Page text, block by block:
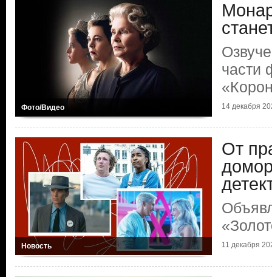
Фото/Видео
части
14 декабря
Новость
От
11 декабря